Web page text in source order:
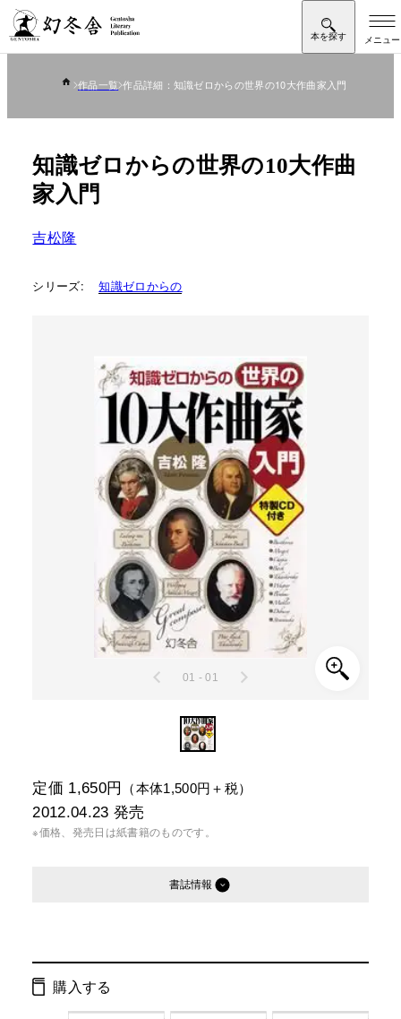
作品一覧 作品詳細：知識ゼロからの世界の10大作曲家入門
知識ゼロからの世界の10大作曲
家入門
吉松隆
シリーズ: 知識ゼロからの
01 - 01
定価 1,650円 （本体1,500円＋税）
2012.04.23 発売
※価格、発売日は紙書籍のものです。
書誌情報
ISBN： 9784344902473
購入する